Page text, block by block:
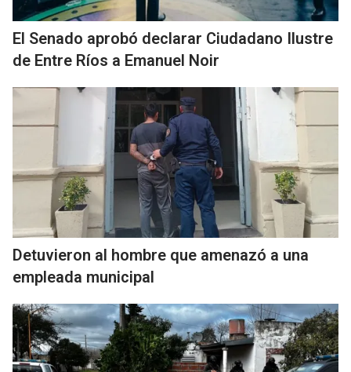
El Senado aprobó declarar Ciudadano Ilustre
de Entre Ríos a Emanuel Noir
Detuvieron al hombre que amenazó a una
empleada municipal